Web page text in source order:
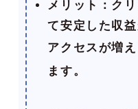
メリット
：ク
て安定した収益
アクセスが増
ます。